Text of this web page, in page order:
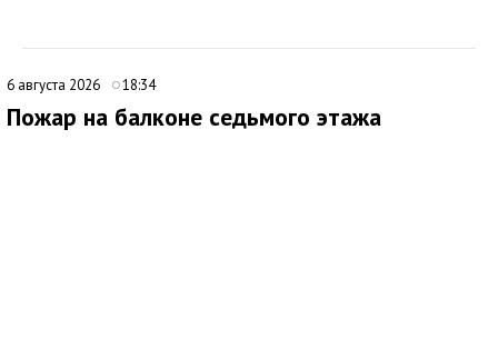
6 августа 2026 18:34
Пожар на балконе седьмого этажа